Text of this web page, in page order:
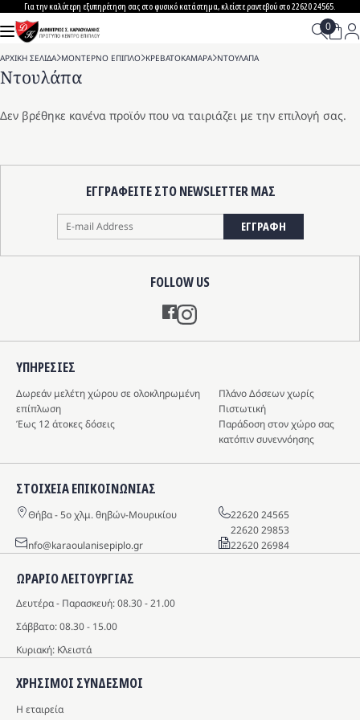
to
content
Για την καλύτερη εξυπηρέτηση σας στο φυσικό κατάστημα, κλείστε ραντεβού στο 22620 24565.
ΑΡΧΙΚΗ ΣΕΛΙΔΑ>ΜΟΝΤΕΡΝΟ ΕΠΙΠΛΟ>ΚΡΕΒΑΤΟΚΑΜΑΡΑ>ΝΤΟΥΛΑΠΑ
Ντουλάπα
Δεν βρέθηκε κανένα προϊόν που να ταιριάζει με την επιλογή σας.
FOLLOW US
Instagram
ΕΓΓΡΑΦΕΙΤΕ ΣΤΟ NEWSLETTER ΜΑΣ
ΕΓΓΡΑΦΗ
ΩΡΑΡΙΟ ΛΕΙΤΟΥΡΓΙΑΣ
Δευτέρα - Παρασκευή: 08.30 - 21.00
Σάββατο: 08.30 - 15.00
Κυριακή: Κλειστά
ΧΡΗΣΙΜΟΙ ΣΥΝΔΕΣΜΟΙ
Η εταιρεία
ΥΠΗΡΕΣIΕΣ
Δωρεάν μελέτη χώρου σε ολοκληρωμένη
επίπλωση
Πλάνο Δόσεων χωρίς
Πιστωτική
Έως 12 άτοκες δόσεις
Παράδοση στον χώρο σας
κατόπιν συνεννόησης
ΣΤΟΙΧΕΙΑ ΕΠΙΚΟΙΝΩΝΙΑΣ
Θήβα - 5o χλμ. θηβών-Μουρικίου
22620 24565
22620 29853
info@karaoulanisepiplo.gr
22620 26984